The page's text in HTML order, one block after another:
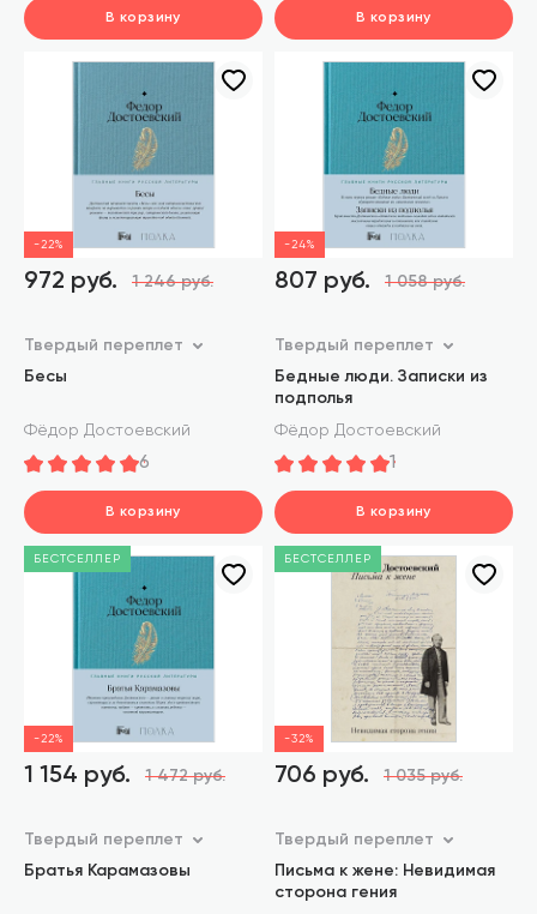
В корзину В корзину
-22%
972 руб. 1 246 руб.
Твердый переплет
Бесы
Фёдор Достоевский
6
В корзину
шт.
-24%
807 руб. 1 058 руб.
Твердый переплет
Бедные люди. Записки из
подполья
Фёдор Достоевский
1
В корзину
шт.
В корзине
БЕСТСЕЛЛЕР
-22%
1 154 руб. 1 472 руб.
Твердый переплет
Братья Карамазовы
БЕСТСЕЛЛЕР
-32%
706 руб. 1 035 руб.
Твердый переплет
Письма к жене: Невидимая
сторона гения